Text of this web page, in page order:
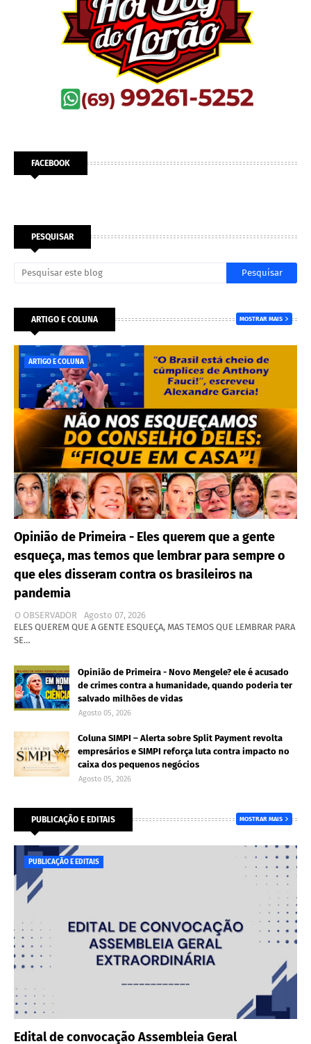
FACEBOOK
PESQUISAR
ARTIGO E COLUNA MOSTRAR MAIS
ARTIGO E COLUNA
Opinião de Primeira - Eles querem que a gente
esqueça, mas temos que lembrar para sempre o
que eles disseram contra os brasileiros na
pandemia
O OBSERVADOR
Agosto 07, 2026
ELES QUEREM QUE A GENTE ESQUEÇA, MAS TEMOS QUE LEMBRAR PARA
SE…
Opinião de Primeira - Novo Mengele? ele é acusado
de crimes contra a humanidade, quando poderia ter
salvado milhões de vidas
Agosto 05, 2026
Coluna SIMPI – Alerta sobre Split Payment revolta
empresários e SIMPI reforça luta contra impacto no
caixa dos pequenos negócios
Agosto 05, 2026
PUBLICAÇÃO E EDITAIS MOSTRAR MAIS
PUBLICAÇÃO E EDITAIS
Edital de convocação Assembleia Geral